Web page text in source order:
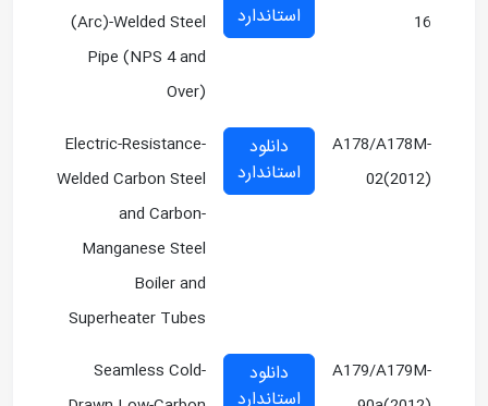
16
استاندارد
(Arc)-Welded Steel
Pipe (NPS 4 and
Over)
A178/A178M-
02(2012)
دانلود
استاندارد
Electric-Resistance-
Welded Carbon Steel
and Carbon-
Manganese Steel
Boiler and
Superheater Tubes
A179/A179M-
دانلود
استاندارد
Seamless Cold-